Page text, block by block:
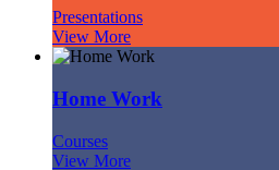
Presentations
View More
Home Work
Courses
View More